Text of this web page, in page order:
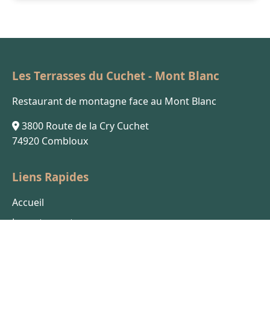
Les Terrasses du Cuchet - Mont Blanc
Restaurant de montagne face au Mont Blanc
3800 Route de la Cry Cuchet
74920 Combloux
Liens Rapides
Accueil
Le restaurant